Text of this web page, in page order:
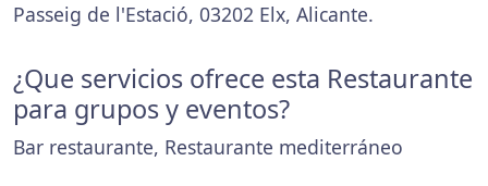
Passeig de l'Estació, 03202 Elx, Alicante.
¿Que servicios ofrece esta Restaurante
para grupos y eventos?
Bar restaurante, Restaurante mediterráneo